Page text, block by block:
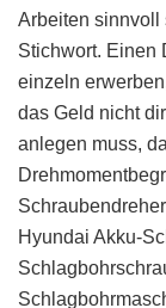
Arbeiten sinnvoll
Stichwort. Einen
einzeln
das Geld nicht
anlegen muss,
Hyundai Akku-